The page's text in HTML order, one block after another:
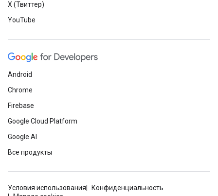
X (Твиттер)
YouTube
Android
Chrome
Firebase
Google Cloud Platform
Google AI
Все продукты
Условия использования
Конфиденциальность